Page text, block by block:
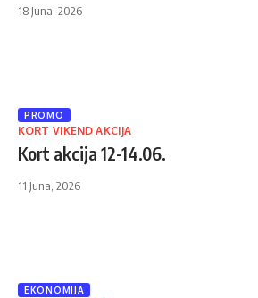
18 Juna, 2026
PROMO
KORT VIKEND AKCIJA
Kort akcija 12-14.06.
11 Juna, 2026
EKONOMIJA